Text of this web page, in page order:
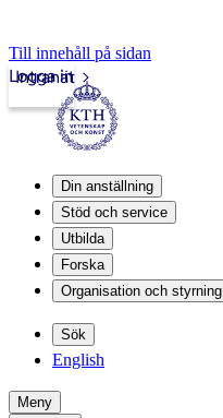
Till innehåll på sidan
Intranät
Logga in
Din anställning
Stöd och service
Utbilda
Forska
Organisation och styrning
Sök
English
Meny